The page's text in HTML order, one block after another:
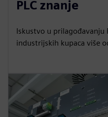
PLC znanje
Iskustvo u prilagođavanju
industrijskih kupaca više